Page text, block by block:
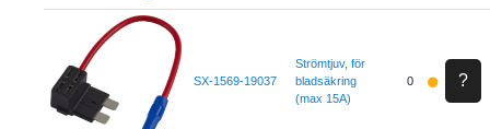
SX-1569-19037
Strömtjuv, för
bladsäkring
(max 15A)
0 ?